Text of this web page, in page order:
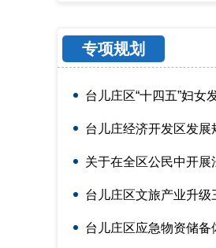
专项规划
台儿庄区“十四五”妇女
台儿庄经济开发区发展
关于在全区公民中开展
台儿庄区文旅产业升
台儿庄区应急物资储备